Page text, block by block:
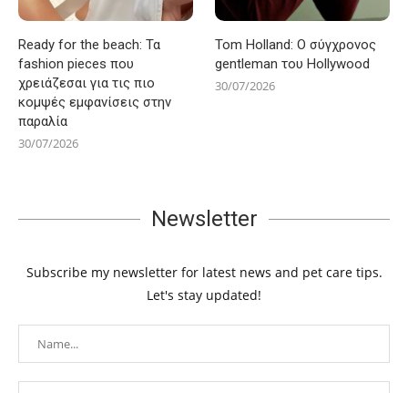
Ready for the beach: Τα
fashion pieces που
χρειάζεσαι για τις πιο
κομψές εμφανίσεις στην
παραλία
30/07/2026
Tom Holland: Ο σύγχρονος
gentleman του Hollywood
30/07/2026
Newsletter
Subscribe my newsletter for latest news and pet care tips.
Let's stay updated!